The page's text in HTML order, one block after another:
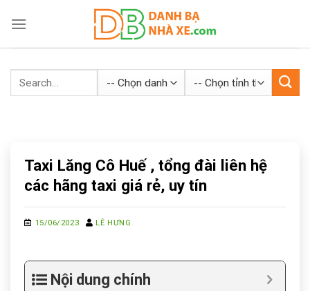
Taxi Lăng Cô Huế , tổng đài liên hệ
các hãng taxi giá rẻ, uy tín
15/06/2023 LÊ HƯNG
Nội dung chính